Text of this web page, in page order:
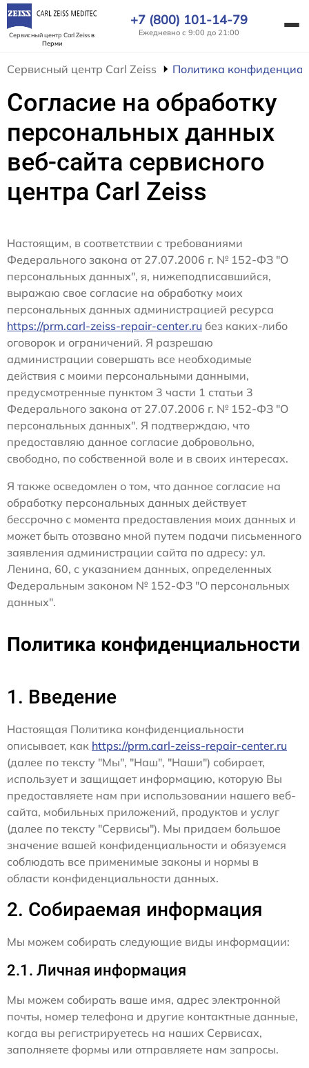
Сервисный центр Carl Zeissв
Перми
+7 (800) 101-14-79
Ежедневно с 9:00 до 21:00
Сервисный центр Carl Zeiss Политика
Согласие на обработку
персональных данных
веб-сайта сервисного
центра Carl Zeiss
Настоящим, в соответствии с требованиями
Федерального закона от 27.07.2006 г. № 152-ФЗ "О
персональных данных", я, нижеподписавшийся,
выражаю свое согласие на обработку моих
персональных данных администрацией ресурса
https://prm.carl-zeiss-repair-center.ru без каких-либо
оговорок и ограничений. Я разрешаю
администрации совершать все необходимые
действия с моими персональными данными,
предусмотренные пунктом 3 части 1 статьи 3
Федерального закона от 27.07.2006 г. № 152-ФЗ "О
персональных данных". Я подтверждаю, что
предоставляю данное согласие добровольно,
свободно, по собственной воле и в своих интересах.
Я также осведомлен о том, что данное согласие на
обработку персональных данных действует
бессрочно с момента предоставления моих данных и
может быть отозвано мной путем подачи письменного
заявления администрации сайта по адресу: ул.
Ленина, 60, с указанием данных, определенных
Федеральным законом № 152-ФЗ "О персональных
данных".
Политика конфиденциальности
1. Введение
Настоящая Политика конфиденциальности
описывает, как https://prm.carl-zeiss-repair-center.ru
(далее по тексту "Мы", "Наш", "Наши") собирает,
использует и защищает информацию, которую Вы
предоставляете нам при использовании нашего веб-
сайта, мобильных приложений, продуктов и услуг
(далее по тексту "Сервисы"). Мы придаем большое
значение вашей конфиденциальности и обязуемся
соблюдать все применимые законы и нормы в
области конфиденциальности данных.
2. Собираемая информация
Мы можем собирать следующие виды информации:
2.1. Личная информация
Мы можем собирать ваше имя, адрес электронной
почты, номер телефона и другие контактные данные,
когда вы регистрируетесь на наших Сервисах,
заполняете формы или отправляете нам запросы.